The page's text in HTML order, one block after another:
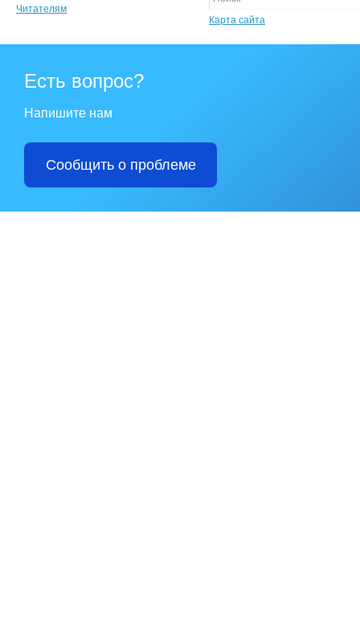
Читателям
Карта сайта
Есть вопрос?
Напишите нам
Сообщить о проблеме